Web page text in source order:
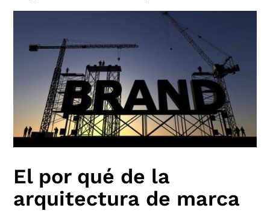
El por qué de la
arquitectura de marca